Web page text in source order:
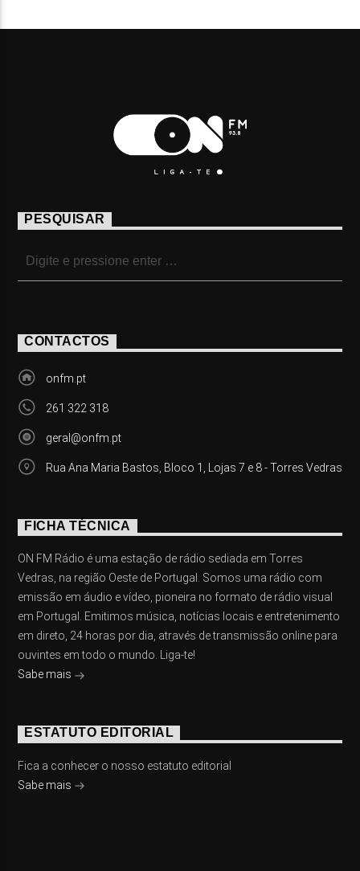
PESQUISAR
CONTACTOS
onfm.pt
261 322 318
geral@onfm.pt
Rua Ana Maria Bastos, Bloco 1, Lojas 7 e 8 - Torres Vedras
FICHA TÉCNICA
ON FM Rádio é uma estação de rádio sediada em Torres
Vedras, na região Oeste de Portugal. Somos uma rádio com
emissão em áudio e vídeo, pioneira no formato de rádio visual
em Portugal. Emitimos música, notícias locais e entretenimento
em direto, 24 horas por dia, através de transmissão online para
ouvintes em todo o mundo. Liga-te!
Sabe mais
ESTATUTO EDITORIAL
Fica a conhecer o nosso estatuto editorial
Sabe mais